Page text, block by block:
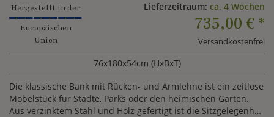
Hergestellt in der
Europäischen
Union
Lieferzeitraum: ca. 4 Wochen
735,00 € *
Versandkostenfrei
76x180x54cm (HxBxT)
Die klassische Bank mit Rücken- und Armlehne ist ein zeitlose
Möbelstück für Städte, Parks oder den heimischen Garten.
Aus verzinktem Stahl und Holz gefertigt ist die Sitzgelegenheit